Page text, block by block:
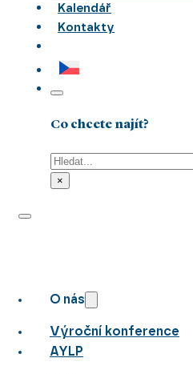
Kalendář
Kontakty
Co chcete najít?
Hledat
×
O nás
Výroční konference
AYLP